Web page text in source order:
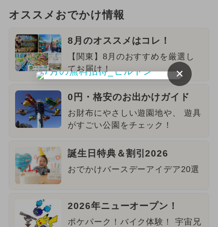
オススメおでかけ情報
8月のオススメはコレ！
【関東】8月のおすすめを厳選し
てお届け！
0円・格安のお出かけガイド
お財布にやさしい遊園地や、 遊具
がすごい公園をチェック！
誕生日特典＆割引2026
おでかけバースデーアイデア20選
2026年ニューオープン！
ポケパーク！バイク体験！ 宇宙兄
×